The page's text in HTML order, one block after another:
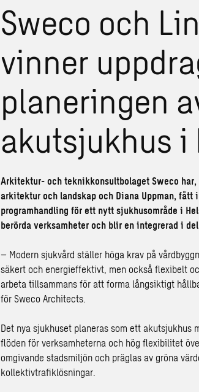
Sweco och
vinner
planeringen
akutsjukhus i
Arkitektur- och teknikkonsultbolaget Sweco
arkitektur och landskap och Diana Uppman, fått
programhandling för ett nytt sjukhusområde i
berörda verksamheter och blir en integrerad i
– Modern sjukvård ställer höga krav på
säkert och energieffektivt, men också flexibelt
arbeta tillsammans för att forma långsiktigt
för Sweco Architects.
Det nya sjukhuset planeras som ett
flöden för verksamheterna och hög flexibilitet
omgivande stadsmiljön och präglas av gröna
kollektivtrafiklösningar.